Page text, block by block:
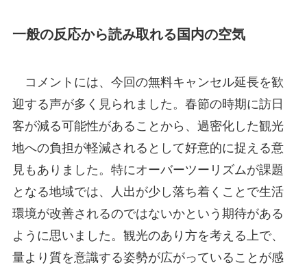
一般の反応から読み取れる国内の空気
コメントには、今回の無料キャンセル延長を歓
迎する声が多く見られました。春節の時期に訪日
客が減る可能性があることから、過密化した観光
地への負担が軽減されるとして好意的に捉える意
見もありました。特にオーバーツーリズムが課題
となる地域では、人出が少し落ち着くことで生活
環境が改善されるのではないかという期待がある
ように思いました。観光のあり方を考える上で、
量より質を意識する姿勢が広がっていることが感